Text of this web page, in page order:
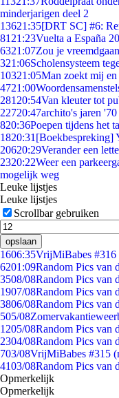
minderjarigen deel 2
13621:35[DRT SC] #6:
81 21:23Vuelta a España
6321:07Zou je
321:06Scholensysteem
10321:05Man zoekt mij
4721:00
281 20:54Van kleuter tot
22720:47archito's jaren
820:36Poepen tijdens het
1820:31 [Boekbespreking]
20620:29Verander een
2320:22Weer een
mogelijk weg
Leuke lijstjes
Leuke lijstjes
Scrollbar gebruiken
opslaan
1606:35VrijMiBabes
6201:09Random Pics van
3508/08Random Pics van
1907/08Random Pics van
3806/08Random Pics van
505/08
1205/08Random Pics van
2304/08Random Pics van
703/08VrijMiBabes #315
4103/08Random Pics van
Opmerkelijk
Opmerkelijk